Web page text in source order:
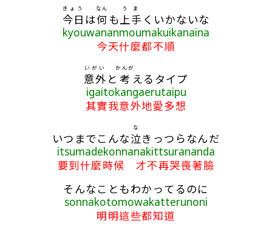
今日
きょう
は何
なん
も上手
うま
くいかないな
kyouwananmoumakuikanaina
今天什麼都不順
意外
いがい
と 考
かんが
えるタイプ
igaitokangaerutaipu
其實我意外地愛多想
いつまでこんな泣
な
きっつらなんだ
itsumadekonnanakittsurananda
要到什麼時候 才不再哭喪著臉
そんなこともわかってるのに
sonnakotomowakatterunoni
明明這些都知道